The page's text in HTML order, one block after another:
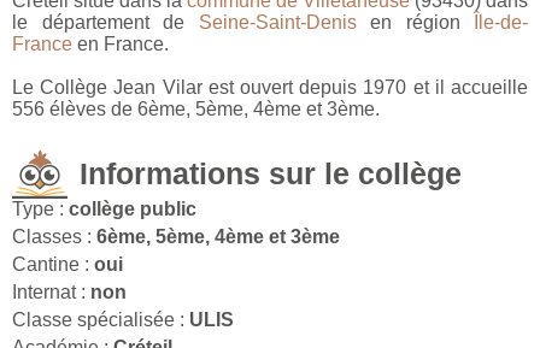
le département de Seine-Saint-Denisen région
Île-de-
France en France.
Le Collège Jean Vilar est ouvert depuis 1970 et il accueille
556 élèves de 6ème, 5ème, 4ème et 3ème.
Informations sur le collège
Type : collège public
Classes : 6ème, 5ème, 4ème et 3ème
Cantine : oui
Internat : non
Classe spécialisée : ULIS